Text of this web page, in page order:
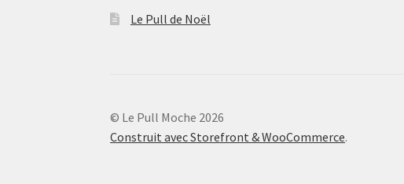
Le Pull de Noël
© Le Pull Moche 2026
Construit avec Storefront & WooCommerce.